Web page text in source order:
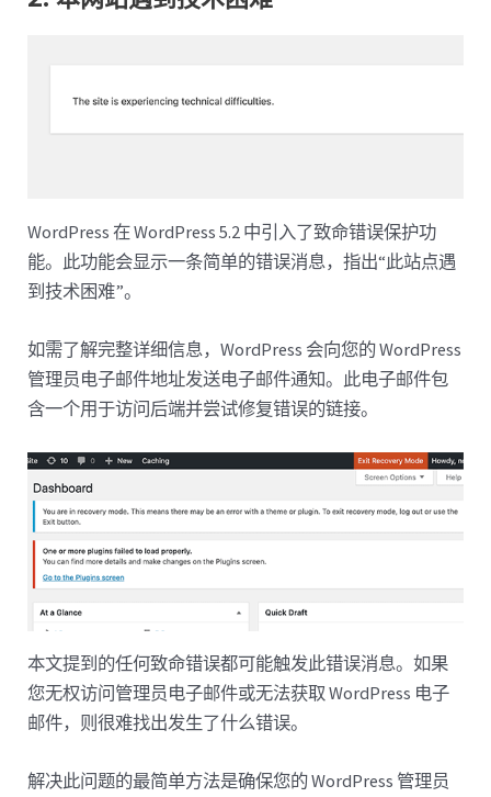
WordPress 在 WordPress 5.2 中引入了致命错误保护功
能。此功能会显示一条简单的错误消息，指出“此站点遇
到技术困难”。
如需了解完整详细信息，WordPress 会向您的 WordPress
管理员电子邮件地址发送电子邮件通知。此电子邮件包
含一个用于访问后端并尝试修复错误的链接。
本文提到的任何致命错误都可能触发此错误消息。如果
您无权访问管理员电子邮件或无法获取 WordPress 电子
邮件，则很难找出发生了什么错误。
解决此问题的最简单方法是确保您的 WordPress 管理员